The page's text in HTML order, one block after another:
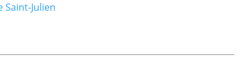
Saint-Julien